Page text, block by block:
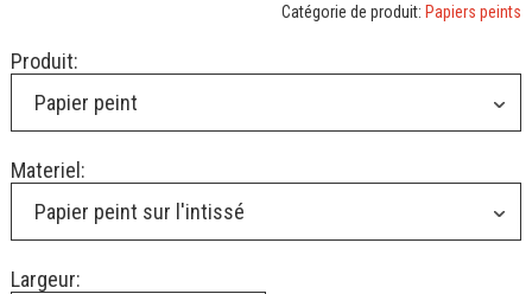
Catégorie de produit: Papiers peints
Produit:
Papier peint
Materiel:
Papier peint sur l'intissé
Largeur: